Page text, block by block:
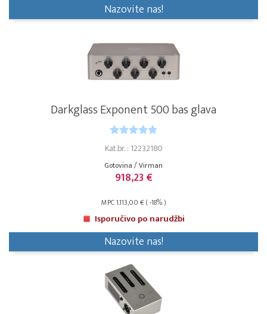
Nazovite nas!
Darkglass Exponent 500 bas glava
Kat.br. : 12232180
Gotovina / Virman
918,23 €
MPC 1.113,00 € ( -18% )
Isporučivo po narudžbi
Nazovite nas!